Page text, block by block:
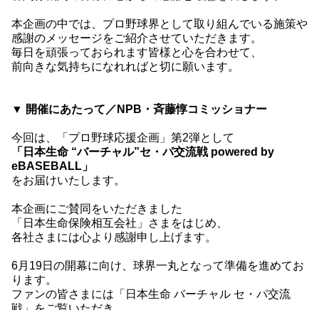
本企画の中では、プロ野球界として取り組んでいる施策や
感謝のメッセージをご紹介させていただきます。
毎日を頑張っておられます皆様と心を合わせて、
前向きな気持ちになれればと切に願います。
▼ 開催にあたって／NPB・斉藤惇コミッショナー
今回は、「プロ野球応援企画」第2弾として
「日本生命 “バーチャル”セ・パ交流戦 powered by
eBASEBALL」
をお届けいたします。
本企画にご賛同をいただきました
「日本生命保険相互会社」さまをはじめ、
各社さまには心より感謝申し上げます。
6月19日の開幕に向け、球界一丸となって準備を進めてお
ります。
ファンの皆さまには「日本生命 バーチャル セ・パ交流